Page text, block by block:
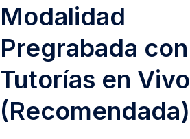
Modalidad
Pregrabada con
Tutorías en Vivo
(Recomendada)